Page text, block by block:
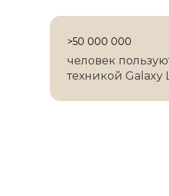
>50 000 000
человек
техникой Galaxy